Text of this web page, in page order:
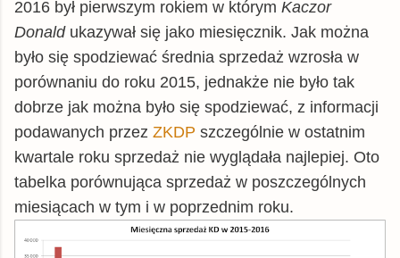
2016 był pierwszym rokiem w którym Kaczor
Donald ukazywał się jako miesięcznik. Jak można
było się spodziewać średnia sprzedaż wzrosła w
porównaniu do roku 2015, jednakże nie było tak
dobrze jak można było się spodziewać, z informacji
podawanych przez ZKDP szczególnie w ostatnim
kwartale roku sprzedaż nie wyglądała najlepiej. Oto
tabelka porównująca sprzedaż w poszczególnych
miesiącach w tym i w poprzednim roku.